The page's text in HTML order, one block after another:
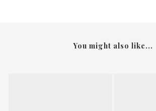
You might also like...